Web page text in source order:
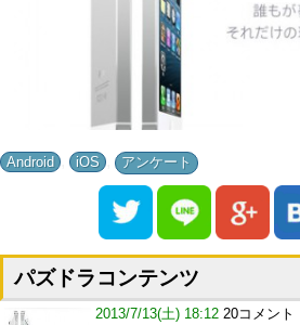
Android iOS アンケート
パズドラコンテンツ
2013/7/13(土) 18:12 20コメント